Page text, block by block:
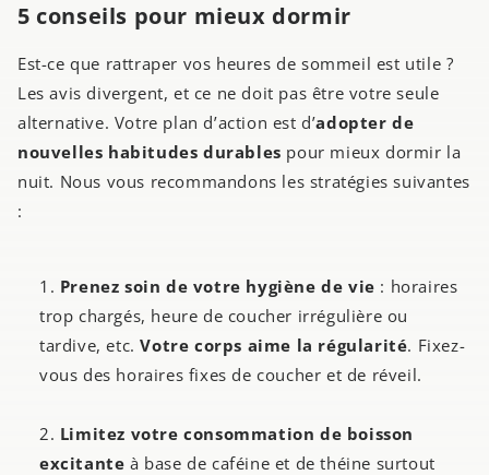
5 conseils pour mieux dormir
Est-ce que rattraper vos heures de sommeil est utile ?
Les avis divergent, et ce ne doit pas être votre seule
alternative. Votre plan d’action est d’adopter de
nouvelles habitudes durables pour mieux dormir la
nuit. Nous vous recommandons les stratégies suivantes
:
Prenez soin de votre hygiène de vie : horaires
trop chargés, heure de coucher irrégulière ou
tardive, etc. Votre corps aime la régularité. Fixez-
vous des horaires fixes de coucher et de réveil.
Limitez votre consommation de boisson
excitante à base de caféine et de théine surtout